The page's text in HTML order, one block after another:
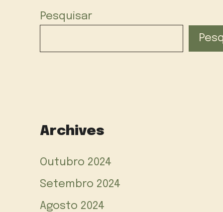
Pesquisar
Archives
Outubro 2024
Setembro 2024
Agosto 2024